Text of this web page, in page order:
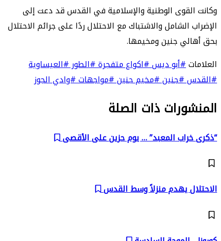
وكانت القوى الوطنية والإسلامية في القدس قد دعت إلى
الإضراب الشامل والاشتباك مع الاحتلال ردًا على جرائم الاحتلال
بحق أهالي جنين ومخيمها.
العلامات#أبو ديس#اكواع متفجرة#الطور#العيساوية
#القدس#جنين#مخيم جنين#مواجهات#وادي الجوز
المنشورات ذات الصلة
“ذكرى خراب المعبد” … يوم حزين على الأقصى
الاحتلال يهدم منزلاً وسط القدس